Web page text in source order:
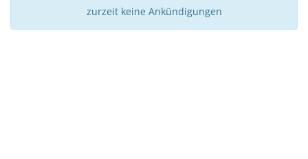
zurzeit keine Ankündigungen